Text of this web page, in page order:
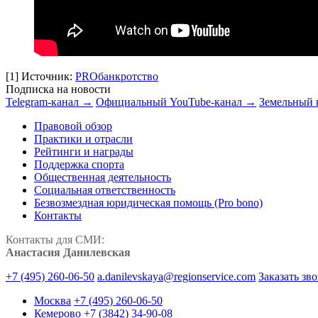
[1] Источник: PROбанкротство
Подписка на новости
Telegram-канал → Официальный YouTube-канал → Земельный
Правовой обзор
Практики и отрасли
Рейтинги и награды
Поддержка спорта
Общественная деятельность
Социальная ответственность
Безвозмездная юридическая помощь (Pro bono)
Контакты
Контакты для СМИ:
Анастасия Данилевская
+7 (495) 260-06-50 a.danilevskaya@regionservice.com Заказать
Москва +7 (495) 260-06-50
Кемерово +7 (3842) 34-90-08